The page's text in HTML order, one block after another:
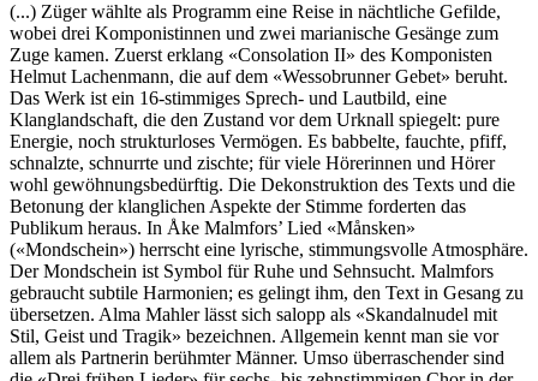
(...) Züger wählte als Programm eine Reise in nächtliche Gefilde,
wobei drei Komponistinnen und zwei marianische Gesänge zum
Zuge kamen. Zuerst erklang «Consolation II» des Komponisten
Helmut Lachenmann, die auf dem «Wessobrunner Gebet» beruht.
Das Werk ist ein 16-stimmiges Sprech- und Lautbild, eine
Klanglandschaft, die den Zustand vor dem Urknall spiegelt: pure
Energie, noch strukturloses Vermögen. Es babbelte, fauchte, pfiff,
schnalzte, schnurrte und zischte; für viele Hörerinnen und Hörer
wohl gewöhnungsbedürftig. Die Dekonstruktion des Texts und die
Betonung der klanglichen Aspekte der Stimme forderten das
Publikum heraus. In Åke Malmfors’ Lied «Månsken»
(«Mondschein») herrscht eine lyrische, stimmungsvolle Atmosphäre.
Der Mondschein ist Symbol für Ruhe und Sehnsucht. Malmfors
gebraucht subtile Harmonien; es gelingt ihm, den Text in Gesang zu
übersetzen. Alma Mahler lässt sich salopp als «Skandalnudel mit
Stil, Geist und Tragik» bezeichnen. Allgemein kennt man sie vor
allem als Partnerin berühmter Männer. Umso überraschender sind